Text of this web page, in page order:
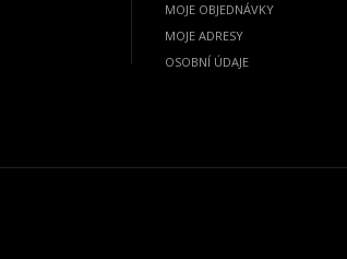
MOJE OBJEDNÁVKY
MOJE ADRESY
OSOBNÍ ÚDAJE